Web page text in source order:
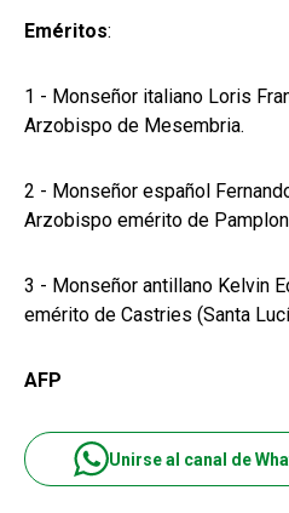
Eméritos:
1 - Monseñor italiano Loris
Arzobispo de Mesembria.
2 - Monseñor español
Arzobispo emérito de
3 - Monseñor antillano Kelvin
emérito de Castries (Santa
AFP
Unirse al canal de